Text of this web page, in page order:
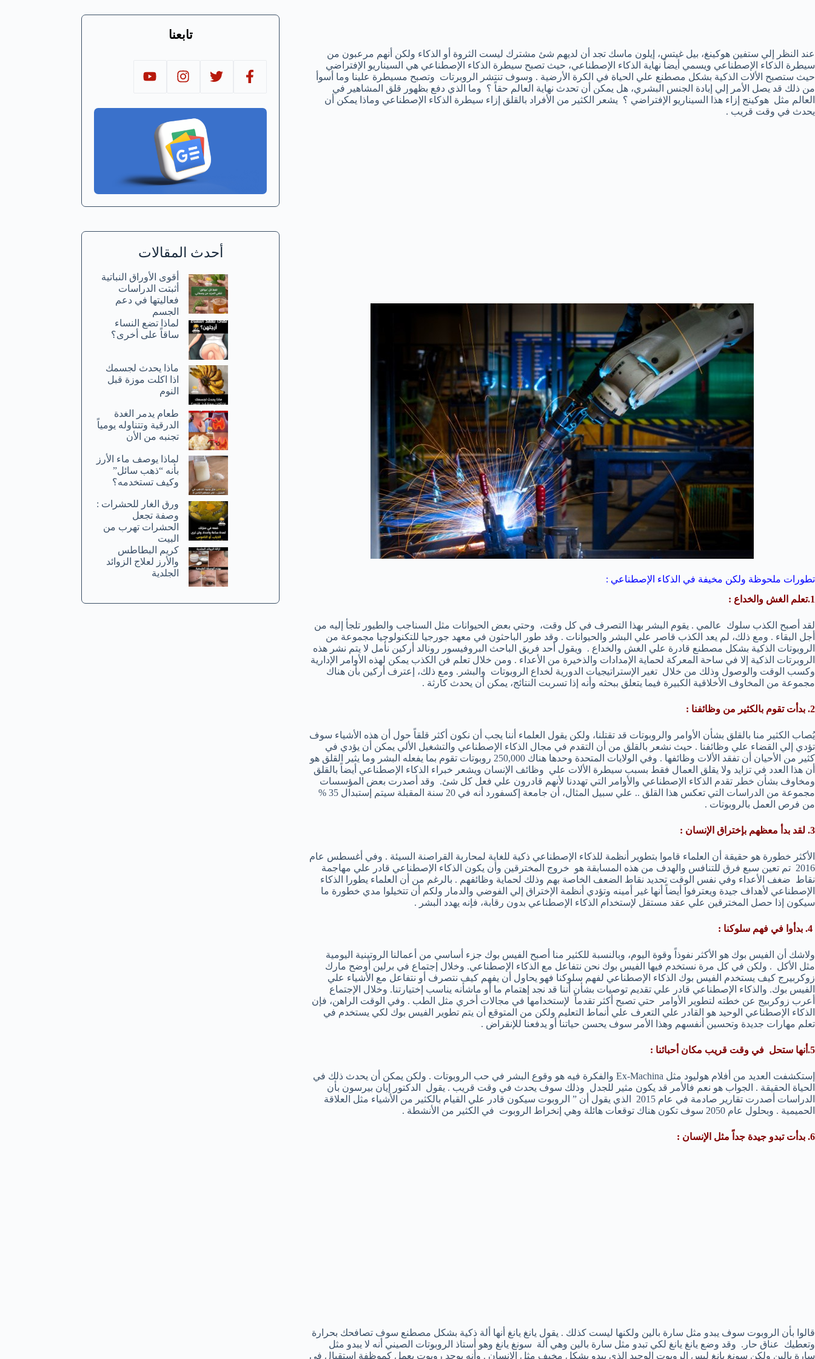
عند النظر إلي ستفين هوكينغ، بيل غيتس، إيلون ماسك تجد أن لديهم شئ مشترك ليست الثروة أو الذكاء ولكن أنهم مرعبون من
سيطرة الذكاء الإصطناعي ويسمي أيضاً نهاية الذكاء الإصطناعي، حيث تصبح سيطرة الذكاء الإصطناعي هي السيناريو الإفتراضي
حيث ستصبح الألات الذكية بشكل مصطنع علي الحياة في الكرة الأرضية . وسوف تنتشر الروبرتات وتصبح مسيطرة علينا وما أسوأ
من ذلك قد يصل الأمر إلي إبادة الجنس البشري، هل يمكن أن تحدث نهاية العالم حقاً ؟ وما الذي دفع بظهور قلق المشاهير في
العالم مثل هوكينج إزاء هذا السيناريو الإفتراضي ؟ يشعر الكثير من الأفراد بالقلق إزاء سيطرة الذكاء الإصطناعي وماذا يمكن أن
يحدث في وقت قريب .
تطورات ملحوظة ولكن مخيفة في الذكاء الإصطناعي :
1.تعلم الغش والخداع :
لقد أصبح الكذب سلوك عالمي . يقوم البشر بهذا التصرف في كل وقت، وحتي بعض الحيوانات مثل السناجب والطيور تلجأ إليه من
أجل البقاء . ومع ذلك، لم يعد الكذب قاصر علي البشر والحيوانات . وقد طور الباحثون في معهد جورجيا للتكنولوجيا مجموعة من
الروبوتات الذكية بشكل مصطنع قادرة علي الغش والخداع . ويقول أحد فريق الباحث البروفيسور رونالد أركين نأمل لا يتم نشر هذه
الروبرتات الذكية إلا في ساحة المعركة لحماية الإمدادات والذخيرة من الأعداء . ومن خلال تعلم فن الكذب يمكن لهذه الأوامر الإدارية
وكسب الوقت والوصول وذلك من خلال تغير الإستراتيجيات الدورية لخداع الروبوتات والبشر. ومع ذلك، إعترف أركين بأن هناك
مجموعة من المخاوف الأخلاقية الكبيرة فيما يتعلق ببحثه وأنه إذا تسربت النتائج، يمكن أن يحدث كارثة .
2. بدأت تقوم بالكثير من وظائفنا :
يُصاب الكثير منا بالقلق بشأن الأوامر والروبوتات قد تقتلنا، ولكن يقول العلماء أننا يجب أن نكون أكثر قلقاً حول أن هذه الأشياء سوف
تؤدي إلي القضاء علي وظائفنا . حيث نشعر بالقلق من أن التقدم في مجال الذكاء الإصطناعي والتشغيل الألي يمكن أن يؤدي في
كثير من الأحيان أن تفقد الألات وظائفها . وفي الولايات المتحدة وحدها هناك 250,000 روبوتات تقوم بما يفعله البشر وما يثير القلق هو
أن هذا العدد في تزايد ولا يقلق العمال فقط بسبب سيطرة الألات علي وظائف الإنسان ويشعر خبراء الذكاء الإصطناعي أيضاً بالقلق
ومخاوف بشأن خطر تقدم الذكاء الإصطناعي والأوامر التي تهددنا لأنهم قادرون علي فعل كل شئ. وقد أصدرت بعض المؤسسات
مجموعة من الدراسات التي تعكس هذا القلق .. علي سبيل المثال، أن جامعة إكسفورد أنه في 20 سنة المقبلة سيتم إستبدال 35 %
من فرص العمل بالروبوتات .
3. لقد بدأ معظهم بإختراق الإنسان :
الأكثر خطورة هو حقيقة أن العلماء قاموا بتطوير أنظمة للذكاء الإصطناعي ذكية للغاية لمحاربة القراصنة السيئة . وفي أغسطس عام
2016 تم تعين سبع فرق للتنافس والهدف من هذه المسابقة هو خروج المخترقين وأن يكون الذكاء الإصطناعي قادر علي مهاجمة
نقاط ضغف الأعداء وفي نفس الوقت تحديد نقاط الضعف الخاصة بهم وذلك لحماية وظائفهم . بالرغم من أن العلماء يطورا الذكاء
الإصطناعي لأهداف جيدة ويعترفوا أيضاً أنها غير أمينه وتؤدي أنظمة الإختراق إلي الفوضي والدمار ولكم أن تتخيلوا مدي خطورة ما
سيكون إذا حصل المخترقين علي عقد مستقل لإستخدام الذكاء الإصطناعي بدون رقابة، فإنه يهدد البشر .
ولاشك أن الفيس بوك هو الأكثر نفوذاً وقوة اليوم، وبالنسبة للكثير منا أصبح الفيس بوك جزء أساسي من أعمالنا الروتينية اليومية
مثل الأكل . ولكن في كل مرة نستخدم فيها الفيس بوك نحن نتفاعل مع الذكاء الإصطناعي. وخلال إجتماع في برلين أوضح مارك
زوكربيرج كيف يستخدم الفيس بوك الذكاء الإصطناعي لفهم سلوكنا فهو يحاول أن يفهم كيف نتصرف أو نتفاعل مع الأشياء علي
الفيس بوك. والذكاء الإصطناعي قادر علي تقديم توصيات بشأن أننا قد نجد إهتمام ما أو ماشأنه يناسب إختيارتنا. وخلال الإجتماع
أعرب زوكربيج عن خطته لتطوير الأوامر حتي تصبح أكثر تقدماً لإستخدامها في مجالات أخري مثل الطب . وفي الوقت الراهن، فإن
الذكاء الإصطناعي الوحيد هو القادر علي التعرف علي أنماط التعليم ولكن من المتوقع أن يتم تطوير الفيس بوك لكي يستخدم في
تعلم مهارات جديدة وتحسين أنفسهم وهذا الأمر سوف يحسن حياتنا أو يدفعنا للإنقراض .
5.أنها ستحل في وقت قريب مكان أحبائنا :
إستكشفت العديد من أفلام هوليود مثل Ex-Machina والفكرة فيه هو وقوع البشر في حب الروبوتات . ولكن يمكن أن يحدث ذلك في
الحياة الحقيقة . الجواب هو نعم فالأمر قد يكون مثير للجدل وذلك سوف يحدث في وقت قريب . يقول الدكتور إيان بيرسون بأن
الدراسات أصدرت تقارير صادمة في عام 2015 الذي يقول أن ” الروبوت سيكون قادر علي القيام بالكثير من الأشياء مثل العلاقة
الحميمية . وبحلول عام 2050 سوف تكون هناك توقعات هائلة وهي إنخراط الروبوت في الكثير من الأنشطة .
6. بدأت تبدو جيدة جداً مثل الإنسان :
قالوا بأن الروبوت سوف يبدو مثل سارة بالين ولكنها ليست كذلك . يقول يانغ يانغ أنها ألة ذكية بشكل مصطنع سوف تصافحك بحرارة
وتعطيك عناق حار. وقد وضع يانغ يانغ لكي تبدو مثل سارة بالين وهي ألة سونغ يانغ وهو أستاذ الروبوتات الصيني أنه لا يبدو مثل
سارة بالين ولكن سونغ يانغ ليس الروبوت الوحيد الذي يبدو بشكل مخيف مثل الإنسان . وأنه يوجد روبوت يعمل كموظفة إستقبال في
تابعنا
أحدث المقالات
أقوى الأوراق النباتية
أثبتت الدراسات
فعاليتها في دعم
الجسم
لماذا تضع النساء
ساقاً على أخرى؟
ماذا يحدث لجسمك
اذا اكلت موزة قبل
النوم
طعام يدمر الغدة
الدرقية وتتناوله يومياً
تجنبه من الأن
لماذا يوصف ماء الأرز
بأنه “ذهب سائل”
وكيف تستخدمه؟
ورق الغار للحشرات :
وصفة تجعل
الحشرات تهرب من
البيت
كريم البطاطس
والأرز لعلاج الزوائد
الجلدية